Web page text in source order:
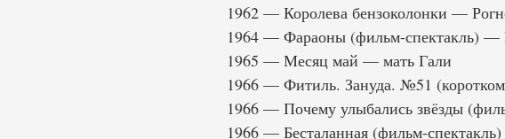
1962 — Королева бензоколонки —
1964 — Фараоны (фильм-спектакль) —
1965 — Месяц май — мать Гали
1966 — Фитиль. Зануда. №51
1966 — Почему улыбались звёзды
1966 — Бесталанная (фильм-